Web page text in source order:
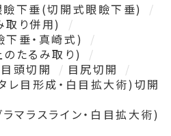
瞼下垂(切開式眼瞼下垂)
取り併用)
垂・真崎式)
たるみ取り)
目頭切開
目尻切開
レ目形成・白目拡大術)切開
マラスライン・白目拡大術)